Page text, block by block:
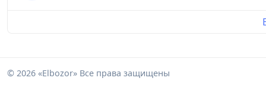
© 2026 «Elbozor» Все права защищены